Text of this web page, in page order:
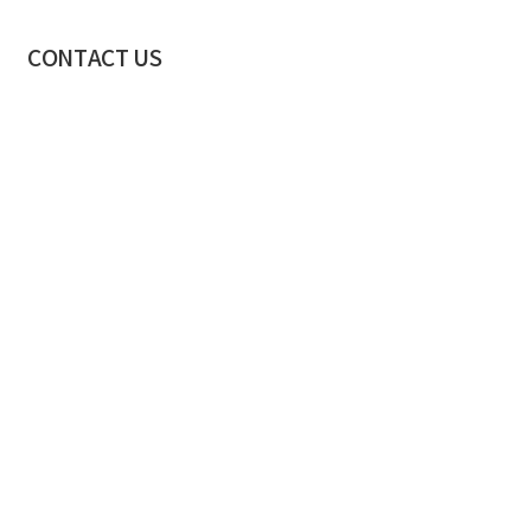
CONTACT US